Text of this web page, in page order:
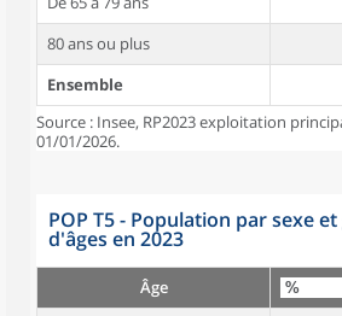
80 ans ou plus
Ensemble
Source : Insee, RP2023 exploitation
01/01/2026.
POP T5 - Population par sexe
d'âges en 2023
Âge